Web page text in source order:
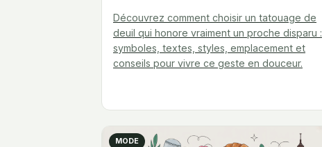
Découvrez comment choisir un tatouage de
deuil qui honore vraiment un proche disparu :
symboles, textes, styles, emplacement et
conseils pour vivre ce geste en douceur.
MODE